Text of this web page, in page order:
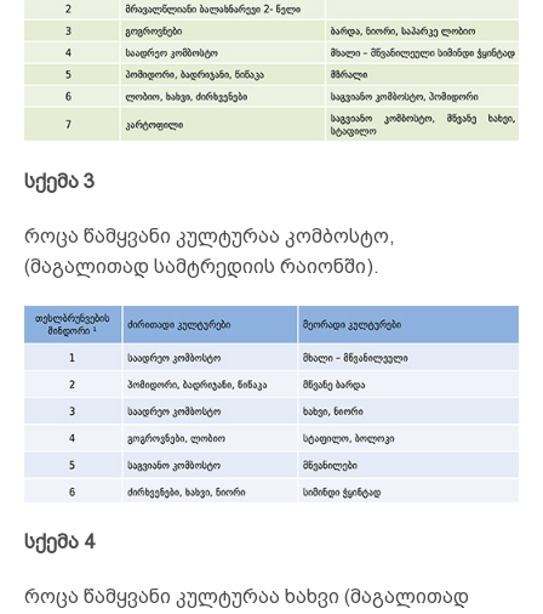
სქემა 3
როცა წამყვანი კულტურაა კომბოსტო,
(მაგალითად სამტრედიის რაიონში).
სქემა 4
როცა წამყვანი კულტურაა ხახვი (მაგალითად